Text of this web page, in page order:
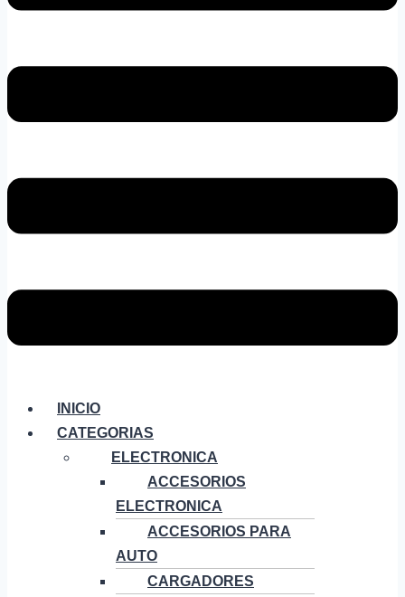
INICIO
CATEGORIAS
ELECTRONICA
ACCESORIOS
ELECTRONICA
ACCESORIOS PARA
AUTO
CARGADORES